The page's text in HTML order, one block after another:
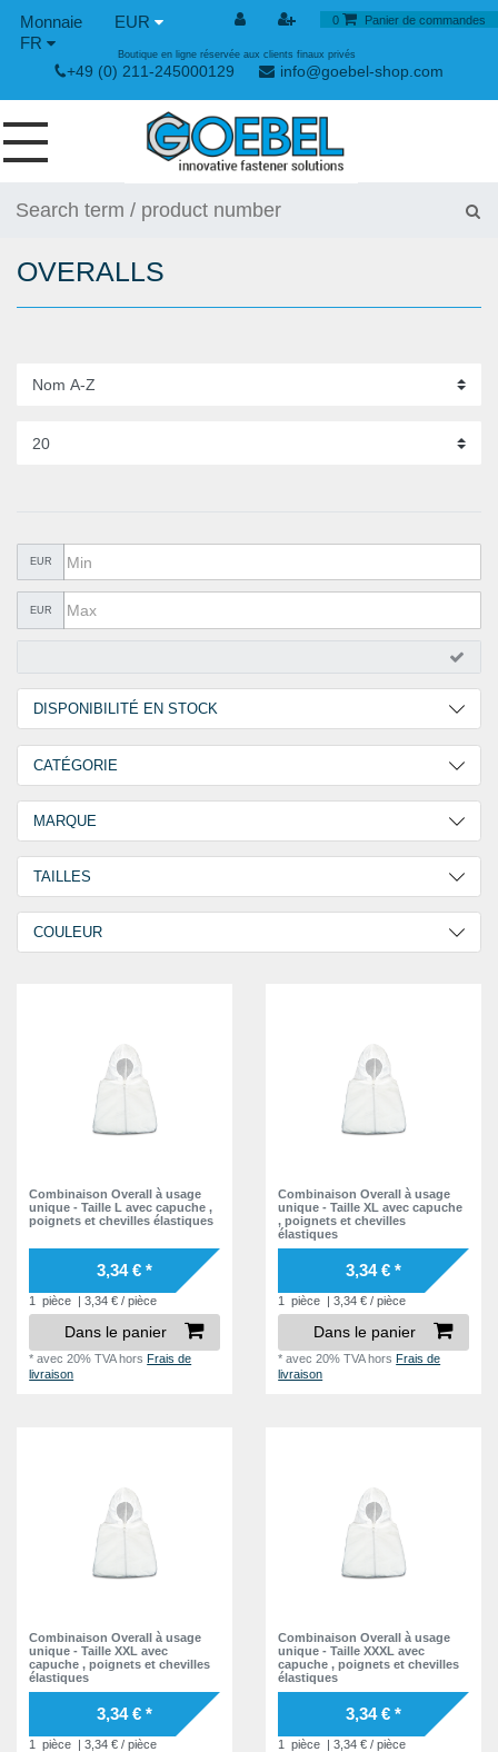
FR
EUR 0 Panier de commandes
+49 (0) 211-245000129 info@goebel-shop.com
Boutique en ligne réservée aux clients finaux privés
VIS
OUTILLAGE POUR RIVETS
COLLER ET ISOLER
EPI ÉQUIPEMENT
CATALOGUES
OVERALLS
EUR
EUR
DISPONIBILITÉ EN STOCK
2 Jours
30 Jours 1
CATÉGORIE
MARQUE
TAILLES
XL
COULEUR
Combinaison Overall à usage
unique - Taille L avec capuche ,
poignets et chevilles élastiques
3,34 € *
1 pièce | 3,34 € / pièce
Dans le panier
*avec 20% TVAhorsFrais de
livraison
Combinaison Overall à usage
unique - Taille XL avec capuche
, poignets et chevilles
élastiques
3,34 € *
1 pièce | 3,34 € / pièce
Dans le panier
*avec 20% TVAhorsFrais de
livraison
Combinaison Overall à usage
unique - Taille XXL avec
capuche , poignets et chevilles
élastiques
3,34 € *
1 pièce | 3,34 € / pièce
Combinaison Overall à usage
unique - Taille XXXL avec
capuche , poignets et chevilles
élastiques
3,34 € *
1 pièce | 3,34 € / pièce